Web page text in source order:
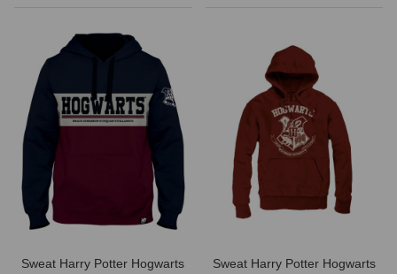
Sweat Harry Potter Hogwarts
Sweat Harry Potter Hogwarts